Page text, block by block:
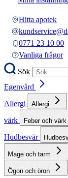
Hitta apotek
0771 23 10 00
Vanliga frågor
Sök
Egenvård
Allergi
Allergi
värk
Feber och värk
Hudbesvär
Mage och tarm
Ögon och öron